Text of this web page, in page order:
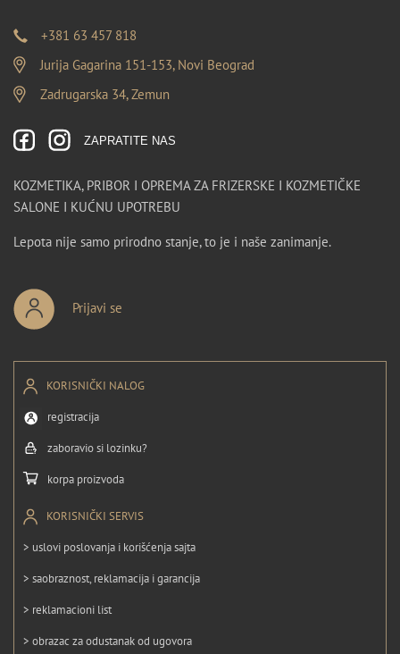
+381 63 457 818
Jurija Gagarina 151-153, Novi Beograd
Zadrugarska 34, Zemun
ZAPRATITE NAS
KOZMETIKA, PRIBOR I OPREMA ZA FRIZERSKE I KOZMETIČKE
SALONE I KUĆNU UPOTREBU
Lepota nije samo prirodno stanje, to je i naše zanimanje.
Prijavi se
KORISNIČKI NALOG
registracija
zaboravio si lozinku?
korpa proizvoda
KORISNIČKI SERVIS
> uslovi poslovanja i korišćenja sajta
> saobraznost, reklamacija i garancija
> reklamacioni list
> obrazac za odustanak od ugovora